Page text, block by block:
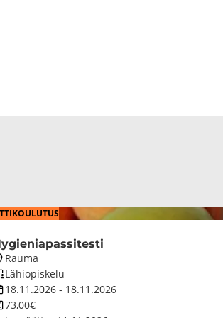
Rauma
Lähiopiskelu
18.11.2026- 18.11.2026
73,00€